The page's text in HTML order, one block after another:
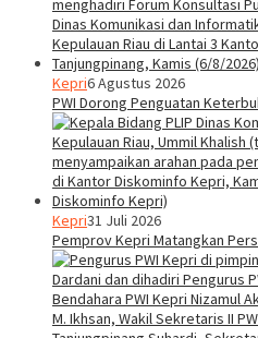
Kepri6 Agustus 2026
PWI Dorong Penguatan
Kepri31 Juli 2026
Pemprov Kepri Matangkan